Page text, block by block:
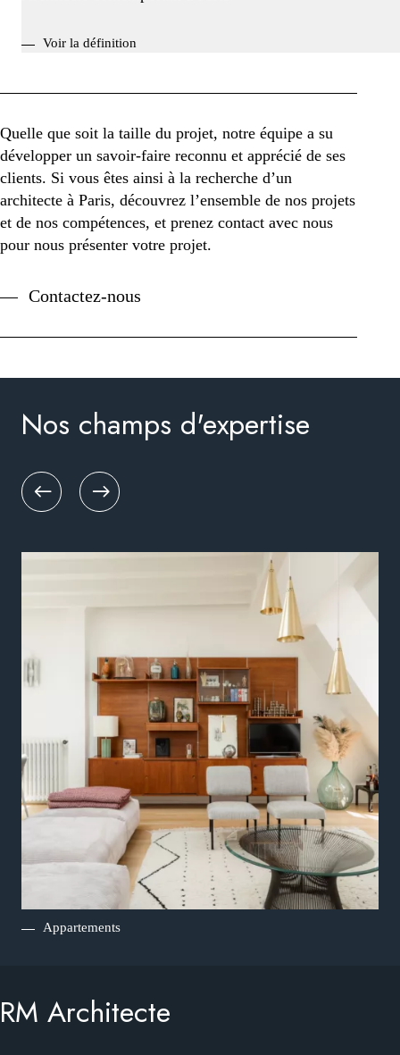
Voir la définition
Quelle que soit la taille du projet, notre équipe a su
développer un savoir-faire reconnu et apprécié de ses
clients. Si vous êtes ainsi à la recherche d’un
architecte à Paris, découvrez l’ensemble de nos projets
et de nos compétences, et prenez contact avec nous
pour nous présenter votre projet.
Contactez-nous
Nos champs d'expertise
Appartements
RM Architecte